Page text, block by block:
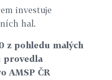
investuje
hal.
z pohledu malých
provedla
AMSP ČR